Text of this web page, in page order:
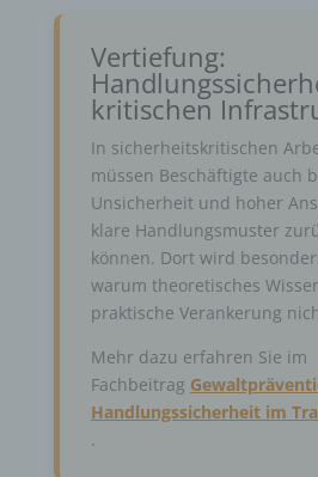
Vertiefung:
kritischen
In sicherheitskritischen
müssen Beschäftigte auch
Unsicherheit und hoher
klare Handlungsmuster
können. Dort wird
warum theoretisches
praktische Verankerung
Mehr dazu erfahren Sie im
Fachbeitrag
Handlungssicherheit im
.